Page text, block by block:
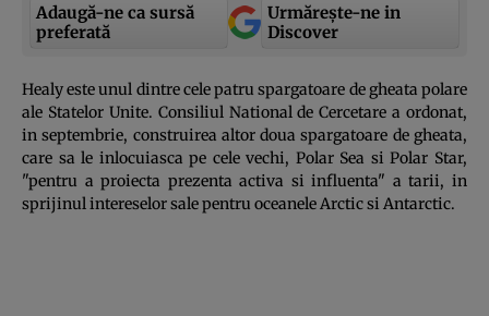
Adaugă-ne ca sursă
preferată
Urmărește-ne in
Discover
Healy este unul dintre cele patru spargatoare de gheata polare
ale Statelor Unite. Consiliul National de Cercetare a ordonat,
in septembrie, construirea altor doua spargatoare de gheata,
care sa le inlocuiasca pe cele vechi, Polar Sea si Polar Star,
"pentru a proiecta prezenta activa si influenta" a tarii, in
sprijinul intereselor sale pentru oceanele Arctic si Antarctic.